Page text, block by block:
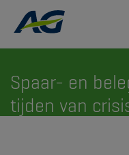
Spaar- en
tijden van